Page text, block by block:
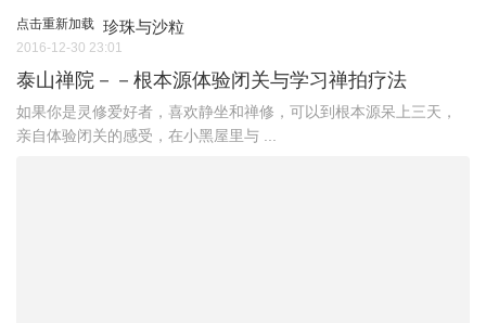
点击重新加载 珍珠与沙粒
2016-12-30 23:01
泰山禅院－－根本源体验闭关与学习禅拍疗法
如果你是灵修爱好者，喜欢静坐和禅修，可以到根本源呆上三天，
亲自体验闭关的感受，在小黑屋里与 ...